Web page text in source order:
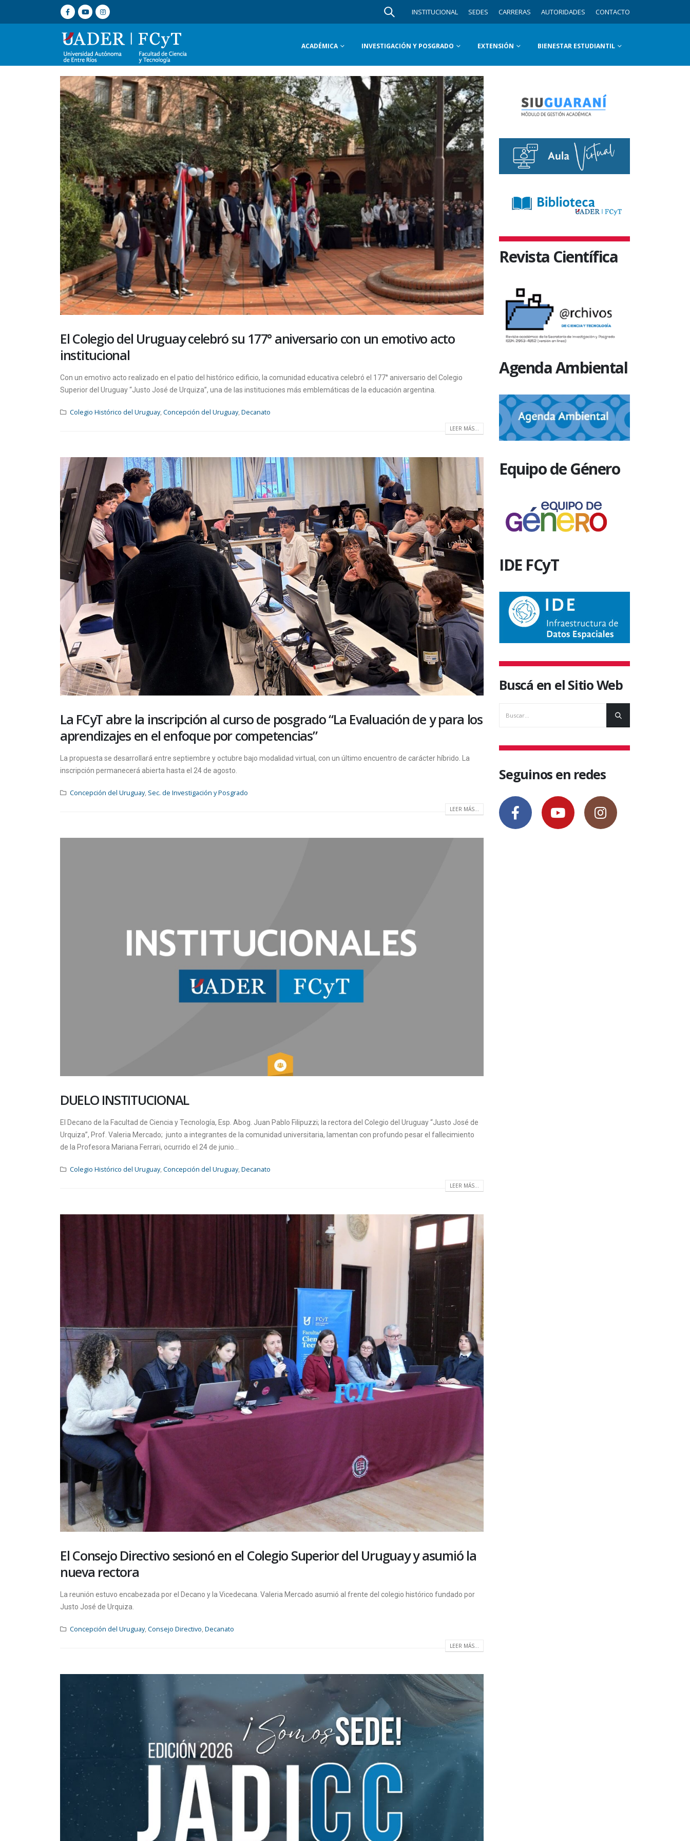
INSTITUCIONAL SEDES CARRERAS AUTORIDADES CONTACTO
ACADÉMICA INVESTIGACIÓN Y POSGRADO EXTENSIÓN BIENESTAR ESTUDIANTIL
El Colegio del Uruguay celebró su 177° aniversario con un emotivo acto
institucional
Con un emotivo acto realizado en el patio del histórico edificio, la comunidad educativa celebró el 177° aniversario del Colegio
Superior del Uruguay “Justo José de Urquiza”, una de las instituciones más emblemáticas de la educación argentina.
Colegio Histórico del Uruguay,Concepción del Uruguay,Decanato
LEER MÁS...
La FCyT abre la inscripción al curso de posgrado “La Evaluación de y para los
aprendizajes en el enfoque por competencias”
La propuesta se desarrollará entre septiembre y octubre bajo modalidad virtual, con un último encuentro de carácter híbrido. La
inscripción permanecerá abierta hasta el 24 de agosto.
Concepción del Uruguay, Sec. de Investigación y Posgrado
LEER MÁS...
DUELO INSTITUCIONAL
El Decano de la Facultad de Ciencia y Tecnología, Esp. Abog. Juan Pablo Filipuzzi; la rectora del Colegio del Uruguay “Justo José de
Urquiza”, Prof. Valeria Mercado; junto a integrantes de la comunidad universitaria, lamentan con profundo pesar el fallecimiento
de la Profesora Mariana Ferrari, ocurrido el 24 de junio...
Colegio Histórico del Uruguay,Concepción del Uruguay,Decanato
LEER MÁS...
El Consejo Directivo sesionó en el Colegio Superior del Uruguay y asumió la
nueva rectora
La reunión estuvo encabezada por el Decano y la Vicedecana. Valeria Mercado asumió al frente del colegio histórico fundado por
Justo José de Urquiza.
Concepción del Uruguay,Consejo Directivo,Decanato
LEER MÁS...
Revista Científica
Agenda Ambiental
Equipo de Género
IDE FCyT
Buscá en el Sitio Web
Seguinos en redes